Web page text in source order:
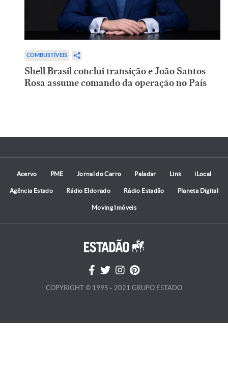
COMBUSTÍVEIS
Shell Brasil conclui transição e João Santos
Rosa assume comando da operação no País
Acervo PME Jornal do Carro Paladar Link iLocal
Agência Estado Rádio Eldorado Rádio Estadão Planeta Digital
Moving Imóveis
COPYRIGHT © 1995 - 2021 GRUPO ESTADO